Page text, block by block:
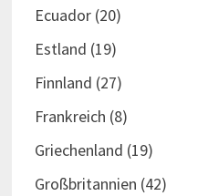
Ecuador(20)
Estland (19)
Finnland (27)
Frankreich (8)
Griechenland (19)
Großbritannien (42)